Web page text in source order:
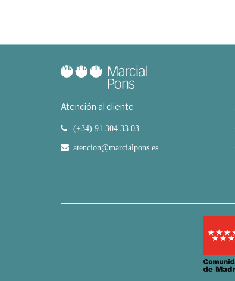
Atención al cliente
(+34) 91 304 33 03
atencion@marcialpons.es